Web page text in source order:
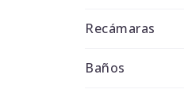
Recámaras
Baños